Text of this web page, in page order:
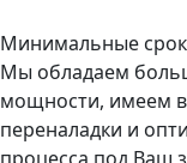
Минимальные
Мы обладаем
мощности, имеем
переналадки и